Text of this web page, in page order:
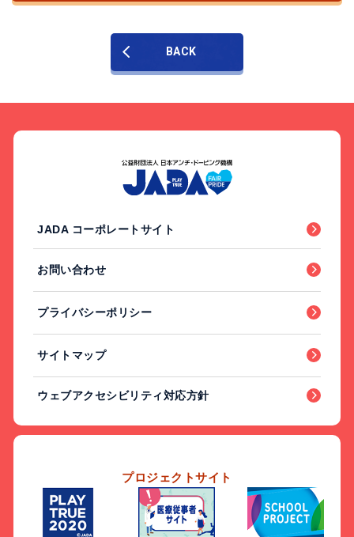
BACK
JADA コーポレートサイト
お問い合わせ
プライバシーポリシー
サイトマップ
ウェブアクセシビリティ対応方針
プロジェクトサイト